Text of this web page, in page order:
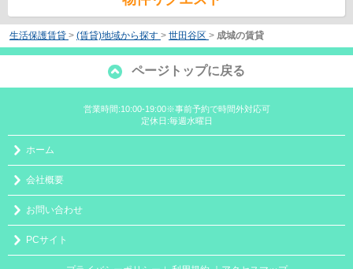
生活保護賃貸 > (賃貸)地域から探す > 世田谷区 > 成城の賃貸
ページトップに戻る
営業時間:10:00-19:00※事前予約で時間外対応可
定休日:毎週水曜日
ホーム
会社概要
お問い合わせ
PCサイト